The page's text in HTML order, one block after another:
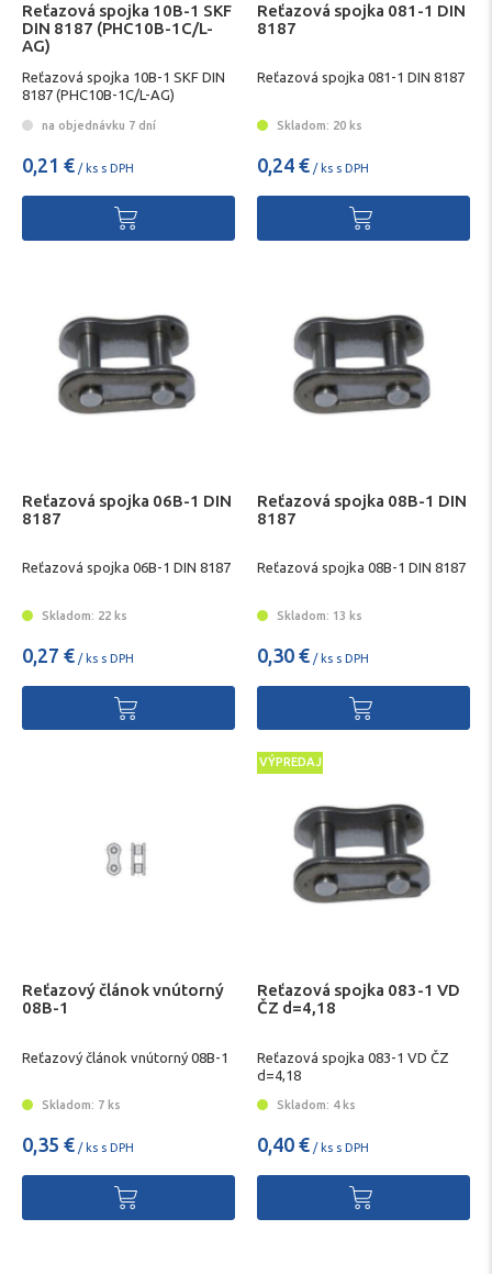
Reťazová spojka 10B-1 SKF
DIN 8187 (PHC10B-1C/L-
AG)
Reťazová spojka 10B-1 SKF DIN
8187 (PHC10B-1C/L-AG)
na objednávku 7 dní
0,21 € / ks s DPH
Reťazová spojka 081-1 DIN
8187
Reťazová spojka 081-1 DIN 8187
Skladom: 20 ks
0,24 € / ks s DPH
Reťazová spojka 06B-1 DIN
8187
Reťazová spojka 06B-1 DIN 8187
Skladom: 22 ks
0,27 € / ks s DPH
Reťazová spojka 08B-1 DIN
8187
Reťazová spojka 08B-1 DIN 8187
Skladom: 13 ks
0,30 € / ks s DPH
Reťazový článok vnútorný
08B-1
Reťazový článok vnútorný 08B-1
Skladom: 7 ks
0,35 € / ks s DPH
VÝPREDAJ
Reťazová spojka 083-1 VD
ČZ d=4,18
Reťazová spojka 083-1 VD ČZ
d=4,18
Skladom: 4 ks
0,40 € / ks s DPH